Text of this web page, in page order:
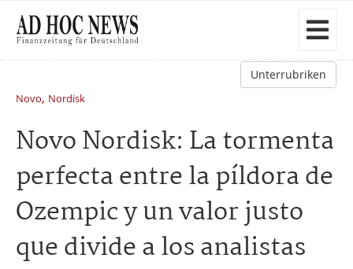
Unterrubriken
Novo, Nordisk
Novo Nordisk: La tormenta
perfecta entre la píldora de
Ozempic y un valor justo
que divide a los analistas